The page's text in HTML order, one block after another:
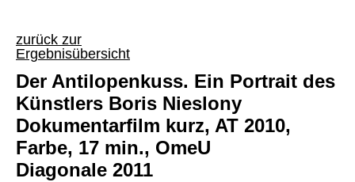
zurück zur
Ergebnisübersicht
Der Antilopenkuss. Ein Portrait des
Künstlers Boris Nieslony
Dokumentarfilm kurz, AT 2010,
Farbe, 17 min., OmeU
Diagonale 2011